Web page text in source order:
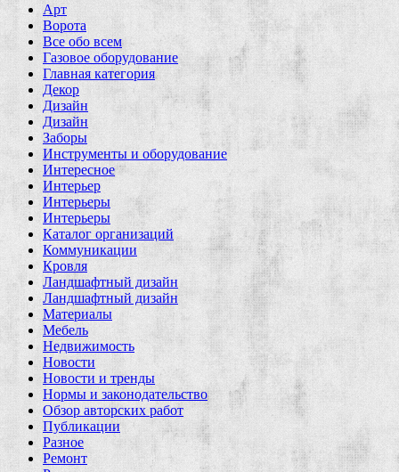
Арт
Ворота
Все обо всем
Газовое оборудование
Главная категория
Декор
Дизайн
Дизайн
Заборы
Инструменты и оборудование
Интересное
Интерьер
Интерьеры
Интерьеры
Каталог организаций
Коммуникации
Кровля
Ландшафтный дизайн
Ландшафтный дизайн
Материалы
Мебель
Недвижимость
Новости
Новости и тренды
Нормы и законодательство
Обзор авторских работ
Публикации
Разное
Ремонт